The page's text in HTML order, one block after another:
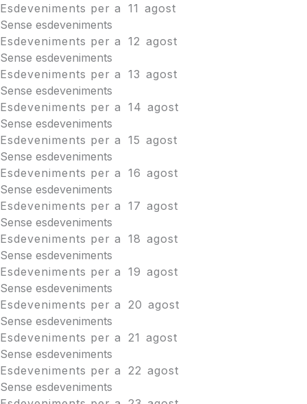
Esdeveniments per a 11 agost
Sense esdeveniments
Esdeveniments per a 12 agost
Sense esdeveniments
Esdeveniments per a 13 agost
Sense esdeveniments
Esdeveniments per a 14 agost
Sense esdeveniments
Esdeveniments per a 15 agost
Sense esdeveniments
Esdeveniments per a 16 agost
Sense esdeveniments
Esdeveniments per a 17 agost
Sense esdeveniments
Esdeveniments per a 18 agost
Sense esdeveniments
Esdeveniments per a 19 agost
Sense esdeveniments
Esdeveniments per a
20 agost
Sense esdeveniments
Esdeveniments per a
21 agost
Sense esdeveniments
Esdeveniments per a
22 agost
Sense esdeveniments